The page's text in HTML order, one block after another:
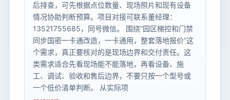
后排查，可先根据点位数量、现场照片和现有设备
情况协助判断预算。项目对接可联系董经理：
13521755685，同号微信。 围绕“园区梯控和门禁
同步国密一卡通改造，一卡通用，整套落地报价”这
个需求，真正要核对的是现场边界和交付责任。这
类需求适合先看现场能不能落地，再看设备、施
工、调试、验收和售后边界，不要只按一个型号或
一个低价清单判断。 从实际项